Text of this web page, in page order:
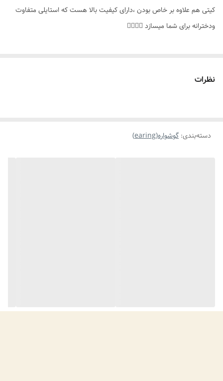
کیتی هم علاوه بر خاص بودن ،دارای کیفیت بالا هست که استایلی متفاوت
ودخترانه برای شما میسازد 👌🏻🐰✨️
نظرات
دسته‌بندی: گوشواره(earing)